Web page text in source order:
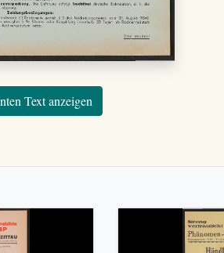
Text anzeigen